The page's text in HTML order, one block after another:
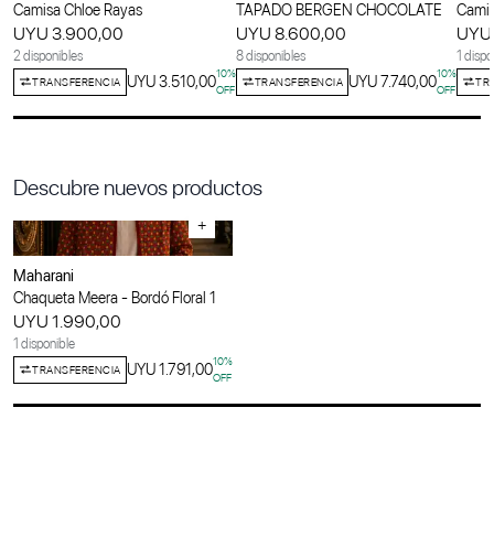
Camisa Chloe Rayas
UYU 3.900,00
2 disponibles
TRANSFERENCIA UYU 3.510,0010%
OFF
TAPADO BERGEN CHOCOLATE
UYU 8.600,00
8 disponibles
TRANSFERENCIA UYU 7.740,0010%
OFF
1
Descubre nuevos productos
+
Maharani
Chaqueta Meera - Bordó Floral 1
UYU 1.990,00
1 disponible
TRANSFERENCIA UYU 1.791,0010%
OFF